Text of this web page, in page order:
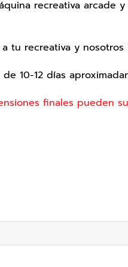
recreativa arcade
tu recreativa y nosotros
10-12 días
finales pueden